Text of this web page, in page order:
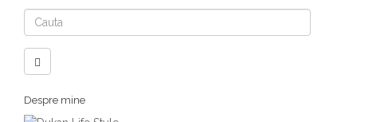
Cauta
Despre mine